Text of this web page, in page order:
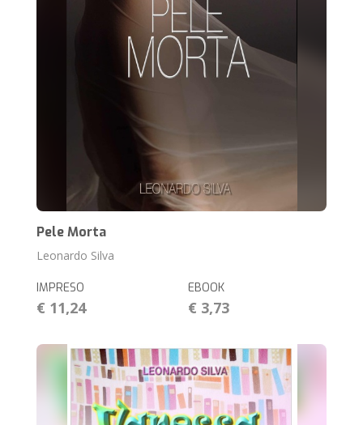
Pele Morta
Leonardo Silva
IMPRESO
€ 11,24
EBOOK
€ 3,73